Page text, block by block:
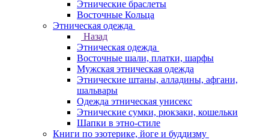
Этнические браслеты
Восточные Кольца
Этническая одежда
Назад
Этническая одежда
Восточные шали, платки, шарфы
Мужская этническая одежда
Этнические штаны, алладины, афгани,
шальвары
Одежда этническая унисекс
Этнические сумки, рюкзаки, кошельки
Шапки в этно-стиле
Книги по эзотерике, йоге и буддизму